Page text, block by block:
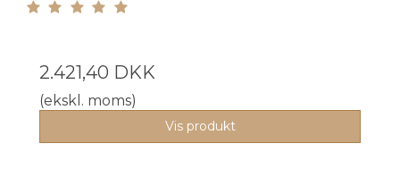
2.421,40 DKK
(ekskl. moms)
Vis produkt